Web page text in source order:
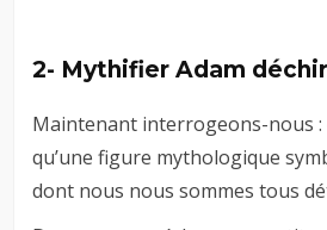
2- Mythifier Adam
Maintenant interrogeons-nous :
qu’une figure mythologique
dont nous nous sommes tous